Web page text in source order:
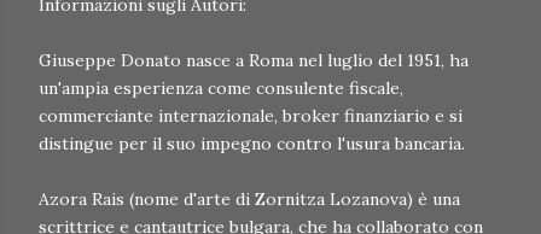
Informazioni sugli Autori:
Giuseppe Donato nasce a Roma nel luglio del 1951, ha
un'ampia esperienza come consulente fiscale,
commerciante internazionale, broker finanziario e si
distingue per il suo impegno contro l'usura bancaria.
Azora Rais (nome d'arte di Zornitza Lozanova) è una
scrittrice e cantautrice bulgara, che ha collaborato con